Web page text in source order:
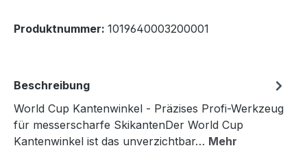
Produktnummer: 1019640003200001
Beschreibung
World Cup Kantenwinkel - Präzises Profi-Werkzeug
für messerscharfe SkikantenDer World Cup
Kantenwinkel ist das unverzichtbar… Mehr